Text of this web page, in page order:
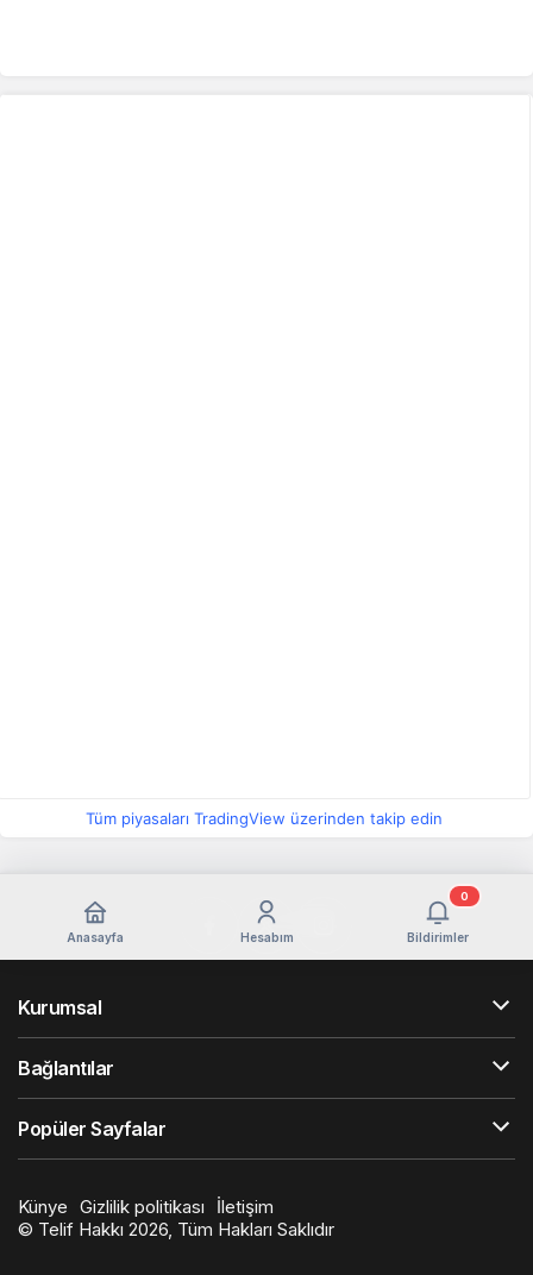
Tüm piyasaları TradingView üzerinden takip edin
Anasayfa Hesabım Bildirimler
0
Kurumsal
Bağlantılar
Popüler Sayfalar
Künye Gizlilik politikası
İletişim
© Telif Hakkı 2026, Tüm Hakları Saklıdır